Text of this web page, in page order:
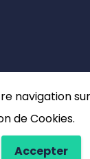
navigation
de Cookies.
Accepter